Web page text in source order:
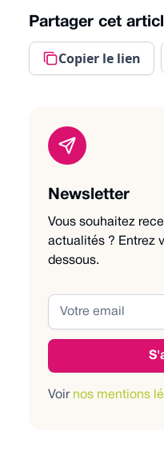
Partager cet
Copier le lien
Newsletter
Vous souhaitez
actualités ? Entrez
dessous.
Voir nos mentions